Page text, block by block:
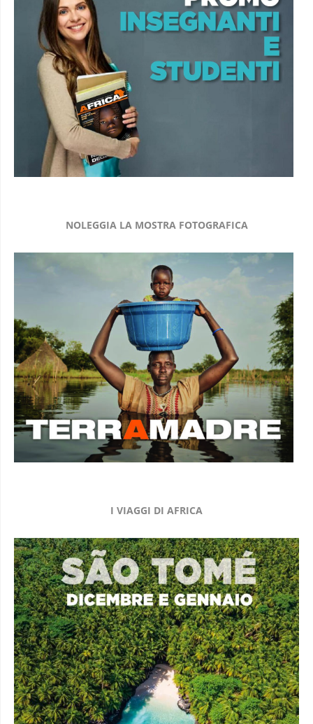
NOLEGGIA LA MOSTRA FOTOGRAFICA
I VIAGGI DI AFRICA